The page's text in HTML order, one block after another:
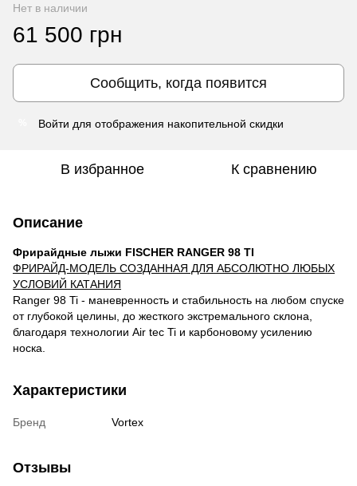
Нет в наличии
61 500 грн
Сообщить, когда появится
Войти для отображения накопительной скидки
В избранное К сравнению
Описание
Фрирайдные лыжи FISCHER RANGER 98 TI
ФРИРАЙД-МОДЕЛЬ СОЗДАННАЯ ДЛЯ АБСОЛЮТНО ЛЮБЫХ
УСЛОВИЙ КАТАНИЯ
Ranger 98 Ti - маневренность и стабильность на любом спуске
от глубокой целины, до жесткого экстремального склона,
благодаря технологии Air tec Ti и карбоновому усилению
носка.
Характеристики
Бренд Vortex
Отзывы